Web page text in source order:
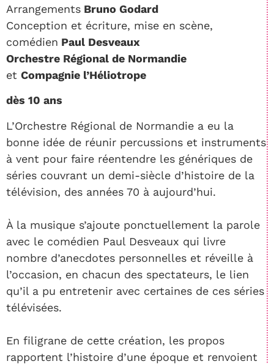
Arrangements Bruno Godard
Conception et écriture, mise en scène,
comédien Paul Desveaux
Orchestre Régional de Normandie
et Compagnie l’Héliotrope
dès 10 ans
L’Orchestre Régional de Normandie a eu la
bonne idée de réunir percussions et instruments
à vent pour faire réentendre les génériques de
séries couvrant un demi-siècle d’histoire de la
télévision, des années 70 à aujourd’hui.
À la musique s’ajoute ponctuellement la parole
avec le comédien Paul Desveaux qui livre
nombre d’anecdotes personnelles et réveille à
l’occasion, en chacun des spectateurs, le lien
qu’il a pu entretenir avec certaines de ces séries
télévisées.
En filigrane de cette création, les propos
rapportent l’histoire d’une époque et renvoient